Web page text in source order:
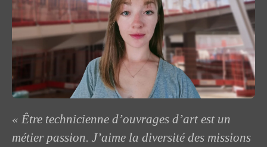
« Être technicienne d’ouvrages d’art est un
métier passion. J’aime la diversité des missions